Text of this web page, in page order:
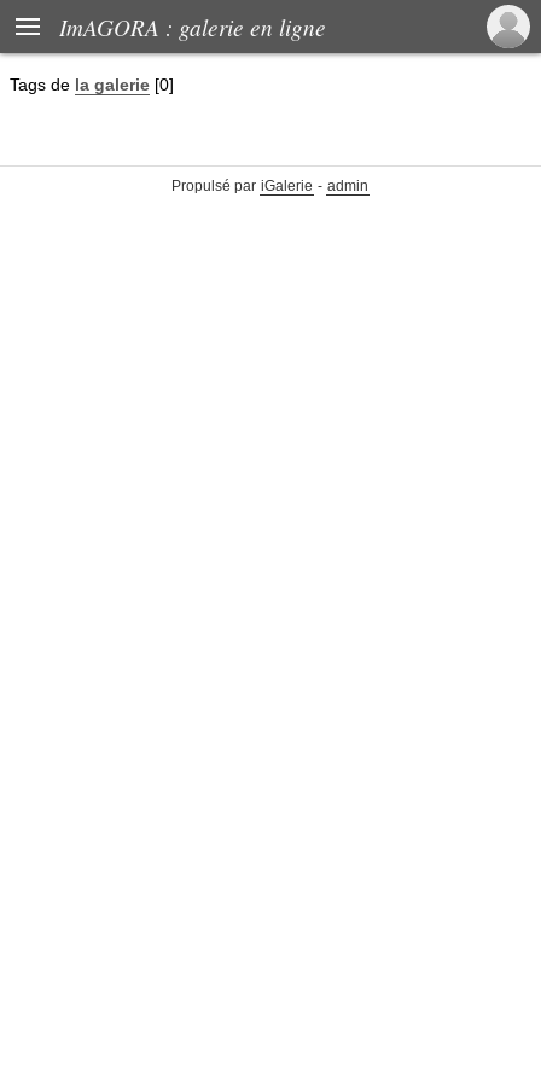
 ImAGORA : galerie en ligne
Tags de la galerie [0]
Propulsé par iGalerie - admin